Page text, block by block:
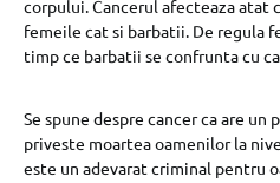
corpului. Cancerul afecteaza atat
femeile cat si barbatii. De regula
timp ce barbatii se confrunta cu
Se spune despre cancer ca are un
priveste moartea oamenilor la
este un adevarat criminal pentru